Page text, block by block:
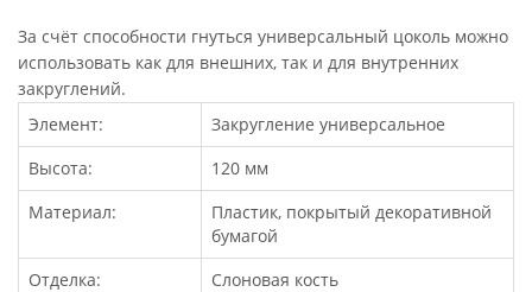
За счёт способности гнуться универсальный цоколь можно
использовать как для внешних, так и для внутренних
закруглений.
Элемент:
Закругление универсальное
Высота:
120 мм
Материал:
Пластик, покрытый декоративной
бумагой
Отделка:
Слоновая кость